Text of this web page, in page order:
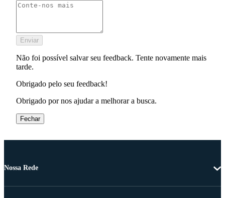
Enviar
Não foi possível salvar seu feedback. Tente novamente mais
tarde.
Obrigado pelo seu feedback!
Obrigado por nos ajudar a melhorar a busca.
Fechar
Nossa Rede